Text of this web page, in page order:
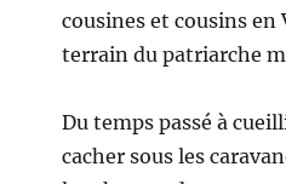
cousines et cousins en
terrain du patriarche
Du temps passé à
cacher sous les